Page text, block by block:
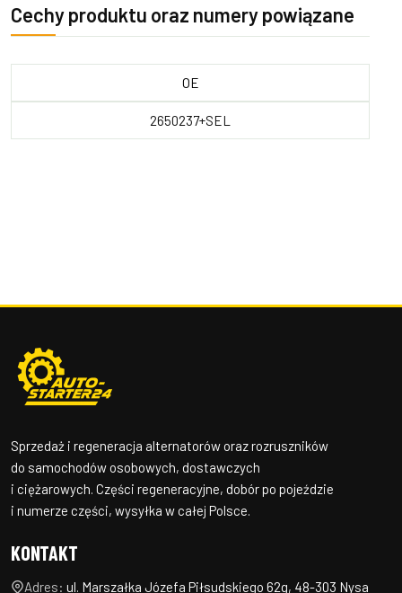
Cechy produktu oraz numery powiązane
OE
2650237+SEL
Sprzedaż i regeneracja alternatorów oraz rozruszników
do samochodów osobowych, dostawczych
i ciężarowych. Części regeneracyjne, dobór po pojeździe
i numerze części, wysyłka w całej Polsce.
KONTAKT
Adres: ul. Marszałka Józefa Piłsudskiego 62g, 48-303 Nysa